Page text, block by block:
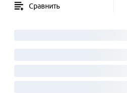
Сравнить